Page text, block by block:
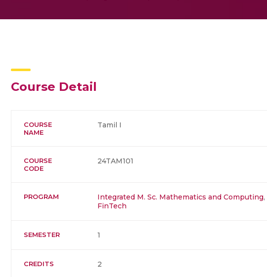
Course Detail
COURSE
NAME
Tamil I
COURSE
CODE
24TAM101
PROGRAM Integrated M. Sc. Mathematics and Computing,
FinTech
SEMESTER 1
CREDITS 2